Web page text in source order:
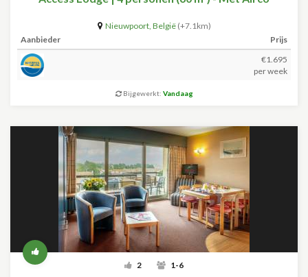
Nieuwpoort, België (+7.1km)
Aanbieder
Prijs
€1.695
per week
Bijgewerkt: Vandaag
2 1-6